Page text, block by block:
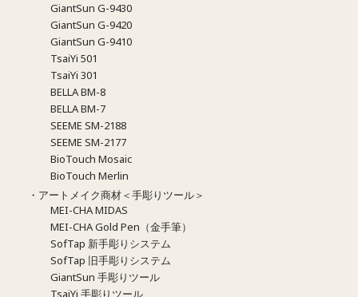
GiantSun G-9430
GiantSun G-9420
GiantSun G-9410
TsaiYi 501
TsaiYi 301
BELLA BM-8
BELLA BM-7
SEEME SM-2188
SEEME SM-2177
BioTouch Mosaic
BioTouch Merlin
・アートメイク商材＜手彫りツール＞
MEI-CHA MIDAS
MEI-CHA Gold Pen（金手筆）
SofTap 新手彫りシステム
SofTap 旧手彫りシステム
GiantSun 手彫りツール
TsaiYi 手彫りツール